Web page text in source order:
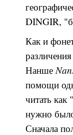
DINGIR,
Как и
Нанше
помощи
читать
нужно
Сначала